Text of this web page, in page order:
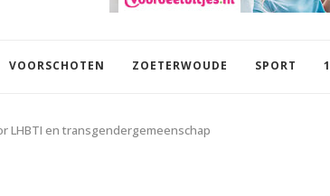
VOORSCHOTEN ZOETERWOUDE SPORT
LHBTI en transgendergemeenschap